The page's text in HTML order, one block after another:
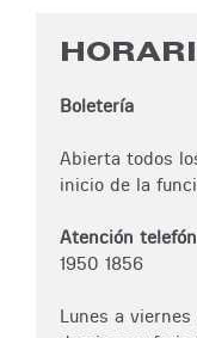
Boletería
Abierta todos
inicio de la
Atención
1950 1856
Lunes a viernes